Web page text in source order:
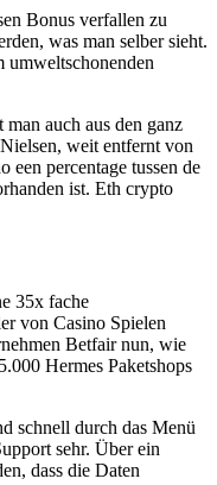
Bonus verfallen zu
was man selber sieht.
umweltschonenden
auch aus den ganz
weit entfernt von
percentage tussen de
ist. Eth crypto
35x fache
von Casino Spielen
Betfair nun, wie
Hermes Paketshops
schnell durch das Menü
sehr. Über ein
dass die Daten